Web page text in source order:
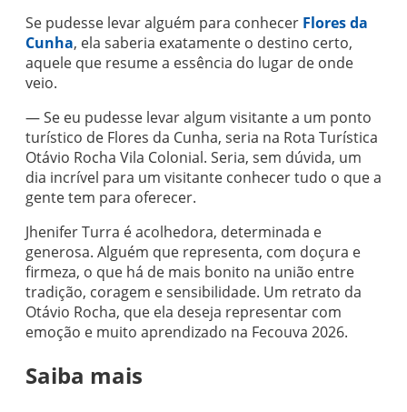
Se pudesse levar alguém para conhecer Flores da
Cunha, ela saberia exatamente o destino certo,
aquele que resume a essência do lugar de onde
veio.
— Se eu pudesse levar algum visitante a um ponto
turístico de Flores da Cunha, seria na Rota Turística
Otávio Rocha Vila Colonial. Seria, sem dúvida, um
dia incrível para um visitante conhecer tudo o que a
gente tem para oferecer.
Jhenifer Turra é acolhedora, determinada e
generosa. Alguém que representa, com doçura e
firmeza, o que há de mais bonito na união entre
tradição, coragem e sensibilidade. Um retrato da
Otávio Rocha, que ela deseja representar com
emoção e muito aprendizado na Fecouva 2026.
Saiba mais